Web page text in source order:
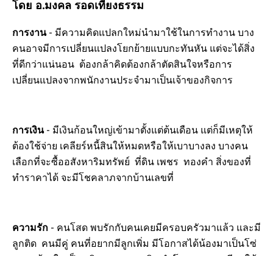
โดย อ.มงคล รอดเที่ยงธรรม
การงาน- มีความคิดแปลกใหม่นำมาใช้ในการทำงาน บาง
คนอาจมีการเปลี่ยนแปลงโยกย้ายแบบกะทันหัน แต่จะได้สิ่ง
ที่ดีกว่าแน่นอน ต้องกล้าคิดต้องกล้าตัดสินใจหรือการ
เปลี่ยนแปลงจากพนักงานประจำมาเป็นเจ้าของกิจการ
การเงิน - มีเงินก้อนใหญ่เข้ามาตั้งแต่ต้นเดือน แต่ก็มีเหตุให้
ต้องใช้จ่าย เคลียร์หนี้สินให้หมดหรือให้เบาบางลง บางคน
เลือกที่จะซื้ออสังหาริมทรัพย์ ที่ดิน เพชร ทองคำ สิ่งของที่
ทำราคาได้ จะมีโชคลาภจากบ้านเลขที่
ความรัก - คนโสด พบรักกับคนเคยมีครอบครัวมาแล้ว และมี
ลูกติด คนมีคู่ คนที่อยากมีลูกเพิ่ม มีโอกาสได้น้องมาเป็นโซ่